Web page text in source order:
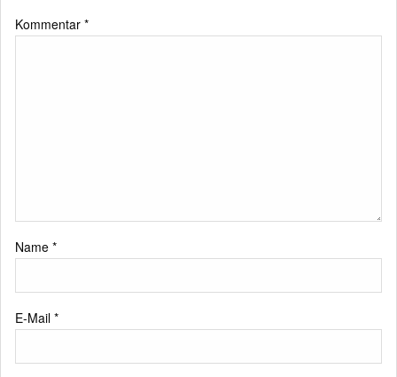
Kommentar *
Name *
E-Mail *